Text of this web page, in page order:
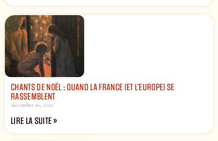
CHANTS DE NOËL : QUAND LA FRANCE (ET L’EUROPE) SE
RASSEMBLENT
décembre 16, 2025
LIRE LA SUITE »